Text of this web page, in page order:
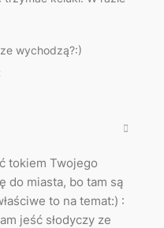
wychodzą?:)
tokiem Twojego
do miasta, bo tam są
to na temat:) :
jeść słodyczy ze